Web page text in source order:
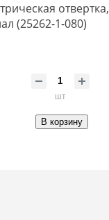
отвертка,
(25262-1-080)
шт
В корзину